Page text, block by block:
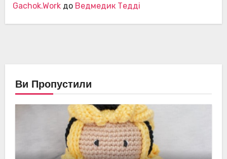
Gachok.Workдо Ведмедик Тедді
Ви Пропустили